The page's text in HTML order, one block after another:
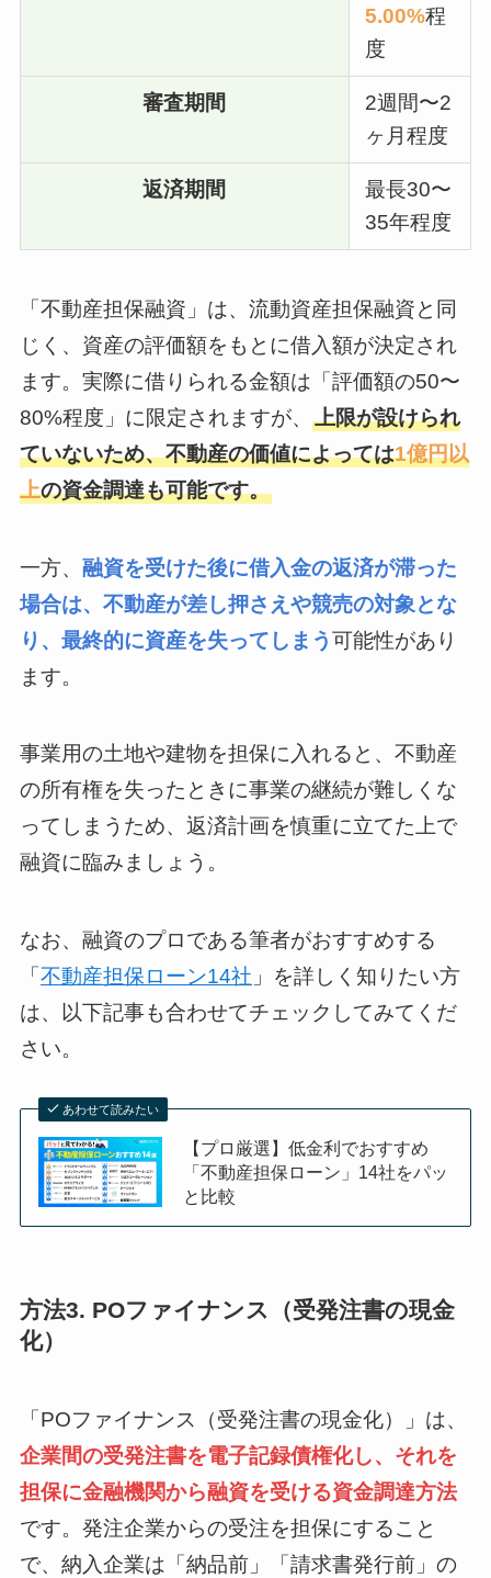
5.00%程
度
審査期間
2週間〜2
ヶ月程度
返済期間
最長30〜
35年程度
「不動産担保融資」は、流動資産担保融資と同
じく、資産の評価額をもとに借入額が決定され
ます。実際に借りられる金額は「評価額の50〜
80%程度」に限定されますが、 上限が設けられ
ていないため、不動産の価値によっては1億円以
上の資金調達も可能です。
一方、 融資を受けた後に借入金の返済が滞った
場合は、不動産が差し押さえや競売の対象とな
り、最終的に資産を失ってしまう可能性があり
ます。
事業用の土地や建物を担保に入れると、不動産
の所有権を失ったときに事業の継続が難しくな
ってしまうため、返済計画を慎重に立てた上で
融資に臨みましょう。
なお、融資のプロである筆者がおすすめする
「 不動産担保ローン14社 」を詳しく知りたい方
は、以下記事も合わせてチェックしてみてくだ
さい。
あわせて読みたい
【プロ厳選】低金利でおすすめ
「不動産担保ローン」14社をパッ
と比較
方法3. POファイナンス（受発注書の現金
化）
「POファイナンス（受発注書の現金化）」は、
企業間の受発注書を電子記録債権化し、それを
担保に金融機関から融資を受ける資金調達方法
です。発注企業からの受注を担保にすること
で、納入企業は「納品前」「請求書発行前」の